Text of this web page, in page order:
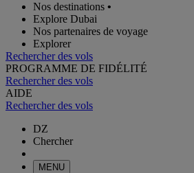
Nos destinations •
Explore Dubai
Nos partenaires de voyage
Explorer
Rechercher des vols
PROGRAMME DE FIDÉLITÉ
Rechercher des vols
AIDE
Rechercher des vols
DZ
Chercher
MENU